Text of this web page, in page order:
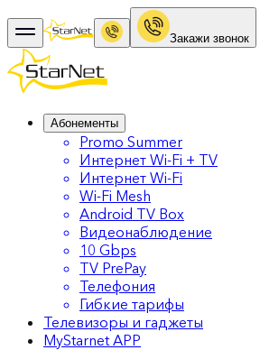
Закажи звонок
Абонементы
Promo Summer
Интернет Wi-Fi + TV
Интернет Wi-Fi
Wi-Fi Mesh
Android TV Box
Видеонаблюдение
10 Gbps
TV PrePay
Телефония
Гибкие тарифы
Телевизоры и гаджеты
MyStarnet APP